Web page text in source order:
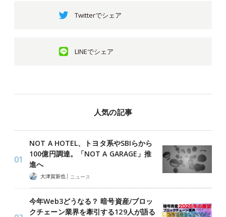
Twitterでシェア
LINEでシェア
人気の記事
NOT A HOTEL、トヨタ系やSBIらから
100億円調達。「NOT A GARAGE」推
進へ
大津賀新也 | ニュース
今年Web3どうなる？ 暗号資産/ブロッ
クチェーン業界を牽引する129人が語る